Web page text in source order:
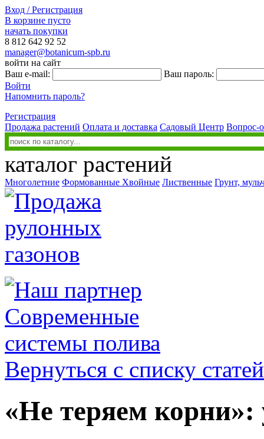
Вход / Регистрация
В корзине пусто
начать покупки
8 812 642 92 52
manager@botanicum-spb.ru
войти на сайт
Ваш e-mail:
Ваш пароль:
Войти
Напомнить пароль?
Регистрация
Продажа растений Оплата и доставка Садовый Центр Вопрос-
каталог растений
Многолетние Формованные Хвойные Лиственные Грунт,
Вернуться с списку статей
«Не теряем корни»: